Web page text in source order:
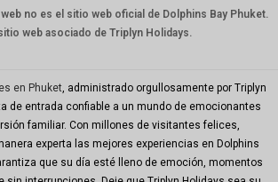
no
Won
Año
Nuevo
Día
Mundial
del Golfo
no es el sitio web oficial de Dolphins Bay Phuket.
web asociado de Triplyn Holidays.
en Phuket , administrado orgullosamente por Triplyn
de entrada confiable a un mundo de emocionantes
familiar. Con millones de visitantes felices,
experta las mejores experiencias en Dolphins
que su día esté lleno de emoción, momentos